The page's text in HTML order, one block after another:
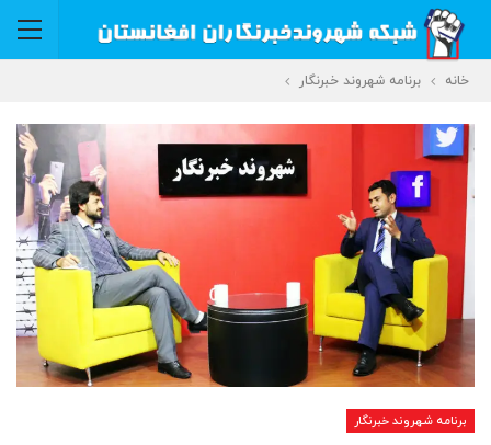
خانه برنامه شهروند خبرنگار
برنامه شهروند خبرنگار